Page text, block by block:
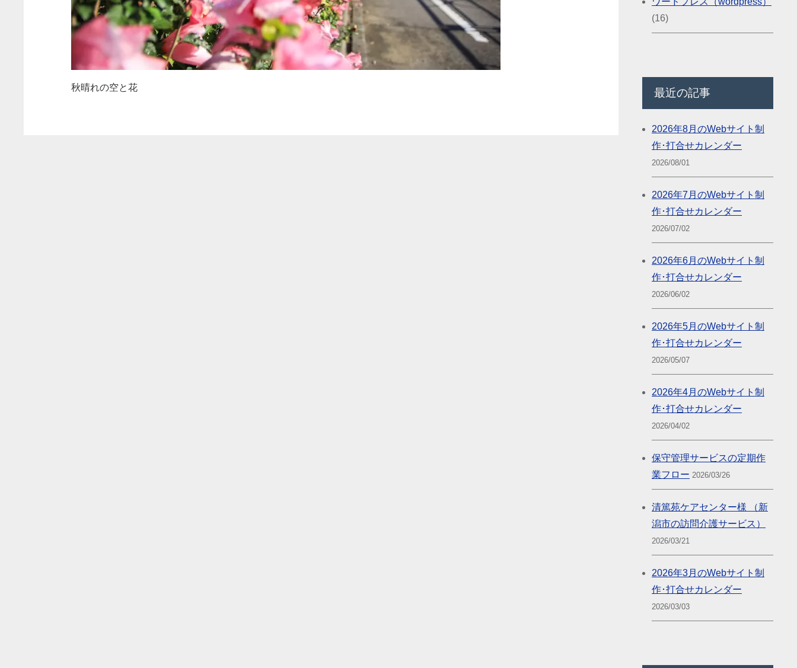
秋晴れの空と花
(16)
最近の記事
2026年8月のWebサイト制
作･打合せカレンダー
2026/08/01
2026年7月のWebサイト制
作･打合せカレンダー
2026/07/02
2026年6月のWebサイト制
作･打合せカレンダー
2026/06/02
2026年5月のWebサイト制
作･打合せカレンダー
2026/05/07
2026年4月のWebサイト制
作･打合せカレンダー
2026/04/02
保守管理サービスの定期作
業フロー 2026/03/26
清篤苑ケアセンター様 （新
潟市の訪問介護サービス）
2026/03/21
2026年3月のWebサイト制
作･打合せカレンダー
2026/03/03